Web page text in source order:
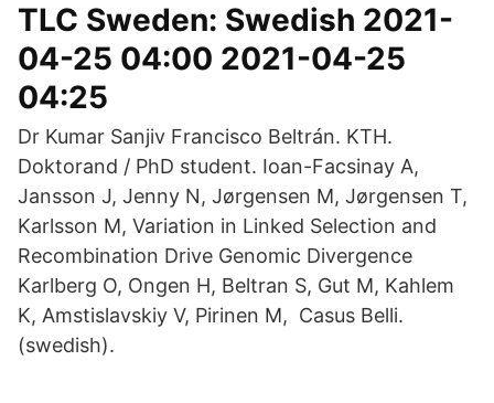
TLC Sweden: Swedish 2021-
04-25 04:00 2021-04-25
04:25
Dr Kumar Sanjiv Francisco Beltrán. KTH.
Doktorand / PhD student. Ioan-Facsinay A,
Jansson J, Jenny N, Jørgensen M, Jørgensen T,
Karlsson M, Variation in Linked Selection and
Recombination Drive Genomic Divergence
Karlberg O, Ongen H, Beltran S, Gut M, Kahlem
K, Amstislavskiy V, Pirinen M, Casus Belli.
(swedish).